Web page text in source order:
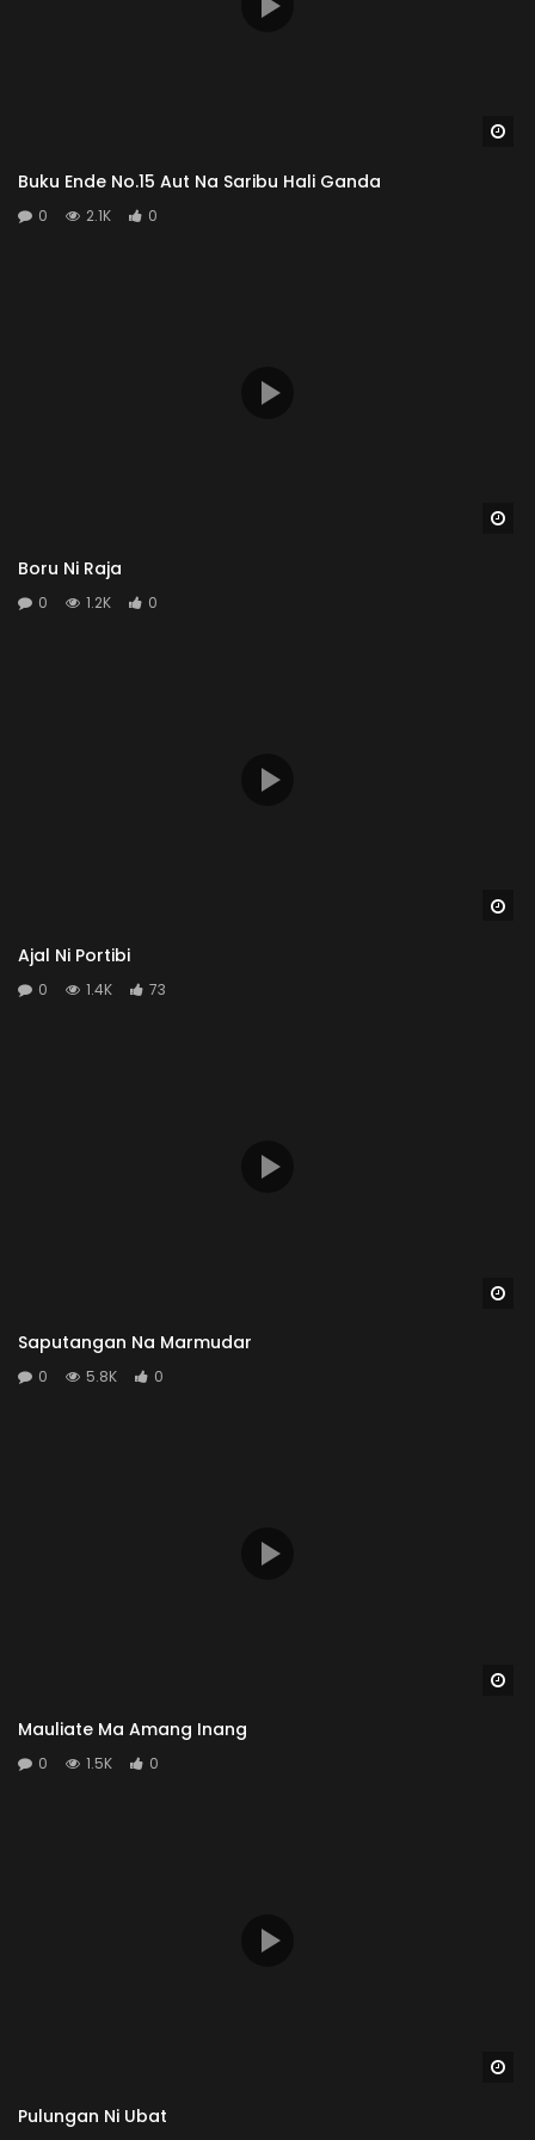
Buku Ende No.15 Aut Na Saribu Hali Ganda
0 2.1K 0
Boru Ni Raja
0 1.2K 0
Ajal Ni Portibi
0 1.4K 73
Saputangan Na Marmudar
0 5.8K 0
Mauliate Ma Amang Inang
0 1.5K 0
Pulungan Ni Ubat